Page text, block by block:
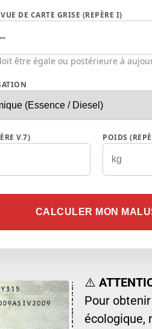
DE CARTE GRISE (REPÈRE I)
être égale ou postérieure à
V.7) POIDS
CALCULER MON
⚠️
Pour
écologique,